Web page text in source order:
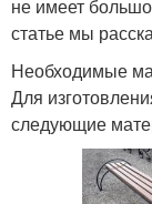
не имеет
статье мы
Необходимые
Для
следующие